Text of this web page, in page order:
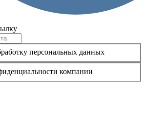
персональных данных
компании